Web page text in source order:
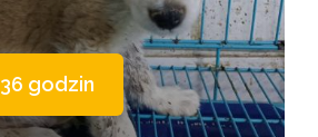
36 godzin